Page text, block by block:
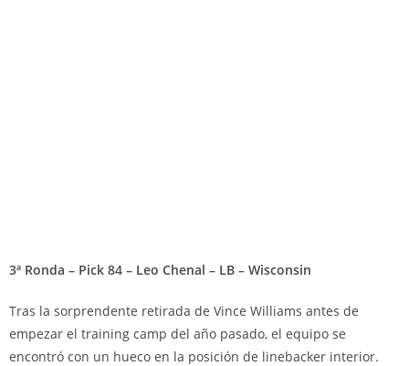
3ª Ronda – Pick 84 – Leo Chenal – LB – Wisconsin
Tras la sorprendente retirada de Vince Williams antes de
empezar el training camp del año pasado, el equipo se
encontró con un hueco en la posición de linebacker interior.